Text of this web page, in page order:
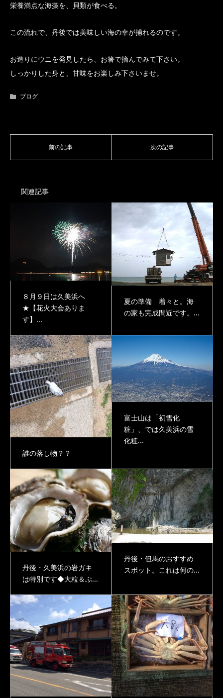
栄養満点な海藻を、貝類が食べる。
この流れで、丹後では美味しい海の幸が捕れるのです。
お造りにウニを発見したら、お箸で摘んでみて下さい。
しっかりした身と、甘味をお楽しみ下さいませ。
ブログ
関連記事
８月９日は久美浜へ
★【花火大会ありま
す】...
夏の準備 着々と。海
の家も完成間近です。...
誰の落し物？？
富士山は「初雪化
粧」、では久美浜の雪
化粧...
丹後・久美浜の岩ガキ
は特別です◆大粒＆ぷ...
丹後・但馬のおすすめ
スポット。これは何の...